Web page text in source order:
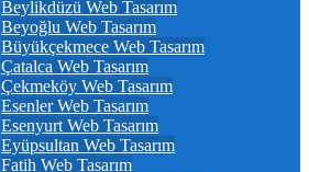
Beylikdüzü Web Tasarım
Beyoğlu Web Tasarım
Büyükçekmece Web Tasarım
Çatalca Web Tasarım
Çekmeköy Web Tasarım
Esenler Web Tasarım
Esenyurt Web Tasarım
Eyüpsultan Web Tasarım
Fatih Web Tasarım